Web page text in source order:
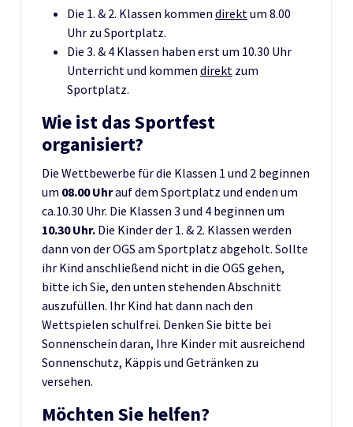
Die 1. & 2. Klassen kommen direktum 8.00
Uhr zu Sportplatz.
Die 3. & 4 Klassen haben erst um 10.30 Uhr
Unterricht und kommen direkt zum
Sportplatz.
Wie ist das Sportfest
organisiert?
Die Wettbewerbe für die Klassen 1 und 2 beginnen
um 08.00 Uhrauf dem Sportplatz und enden um
ca.10.30 Uhr. Die Klassen 3 und 4 beginnen um
10.30 Uhr. Die Kinder der 1. & 2. Klassen werden
dann von der OGS am Sportplatz abgeholt. Sollte
ihr Kind anschließend nicht in die OGS gehen,
bitte ich Sie, den unten stehenden Abschnitt
auszufüllen. Ihr Kind hat dann nach den
Wettspielen schulfrei. Denken Sie bitte bei
Sonnenschein daran, Ihre Kinder mit ausreichend
Sonnenschutz, Käppis und Getränken zu
versehen.
Möchten Sie helfen?